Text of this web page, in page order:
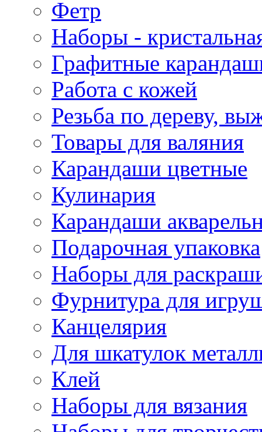
Фетр
Наборы -
Графитные
Работа с кожей
Резьба по дереву,
Товары для валяния
Карандаши цветные
Кулинария
Карандаши
Подарочная упаковка
Наборы для
Фурнитура для
Канцелярия
Для шкатулок
Клей
Наборы для вязания